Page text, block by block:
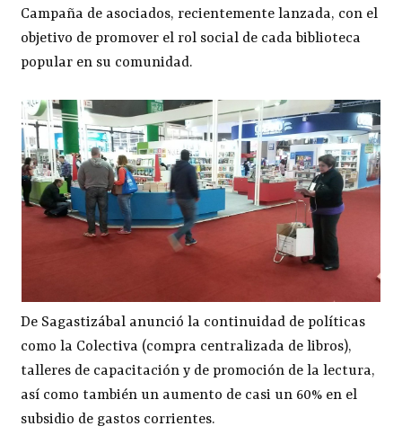
Campaña de asociados, recientemente lanzada, con el
objetivo de promover el rol social de cada biblioteca
popular en su comunidad.
De Sagastizábal anunció la continuidad de políticas
como la Colectiva (compra centralizada de libros),
talleres de capacitación y de promoción de la lectura,
así como también un aumento de casi un 60% en el
subsidio de gastos corrientes.